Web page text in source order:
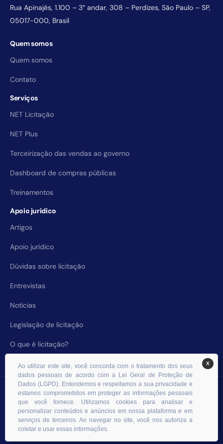
Rua Apinajés, 1.100 – 3° andar, 308 – Perdizes, São Paulo – SP,
05017-000, Brasil
Quem somos
Quem somos
Contato
Serviços
NET Licitação
NET Plus
Terceirização das vendas ao governo
Dashboard de compras públicas
Treinamentos
Apoio jurídico
Artigos
Apoio jurídico
Dúvidas sobre licitação
Entrevistas
Notícias
Legislação de licitação
O que é licitação?
© 2026 RHS Licitações. Todos os direitos reservados.
X
Ao utilizar este site, você concorda com o tratamento dos seus
dados pessoais de acordo com a Lei Geral de Proteção de
Dados (LGPD). Entendemos e respeitamos a sua privacidade e
estamos comprometidos em proteger as informações pessoais
que você fornece. Utilizamos cookies para analisar e
personalizar conteúdos e anúncios em nossa plataforma e em
serviços de terceiros. Ao navegar no site, você nos autoriza a
coletar e usar essas informações.